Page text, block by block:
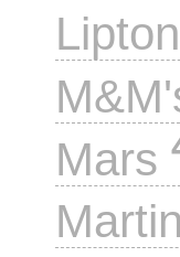
Lipton
Mars